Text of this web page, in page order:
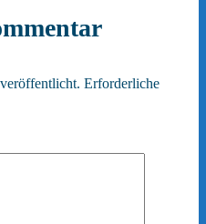
Erforderliche